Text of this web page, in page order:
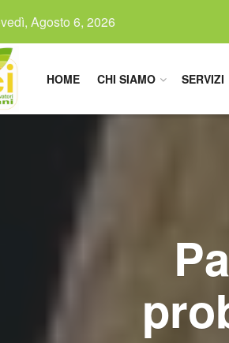
Agosto 6, 2026
HOME CHI SIAMO SERVIZI